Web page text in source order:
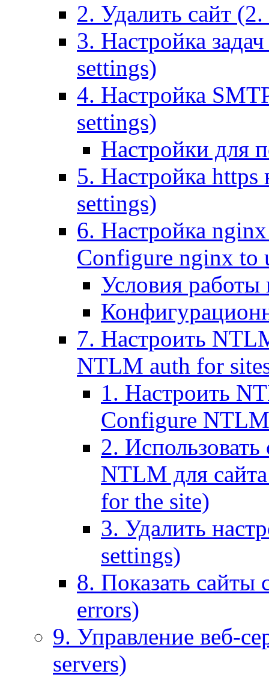
2. Удалить сайт
3. Настройка
settings)
4. Настройка
settings)
Настройки для
5. Настройка https
settings)
6. Настройка
Configure nginx to
Условия работы
7. Настроить
NTLM auth for
1. Настроить
Configure
2.
NTLM для
for the site)
3. Удалить
settings)
8. Показать
errors)
9. Управление веб-
servers)